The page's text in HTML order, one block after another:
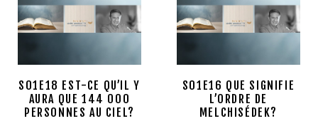
S01E18 EST-CE QU’IL Y
AURA QUE 144 000
PERSONNES AU CIEL?
S01E16 QUE SIGNIFIE
L’ORDRE DE
MELCHISÉDEK?